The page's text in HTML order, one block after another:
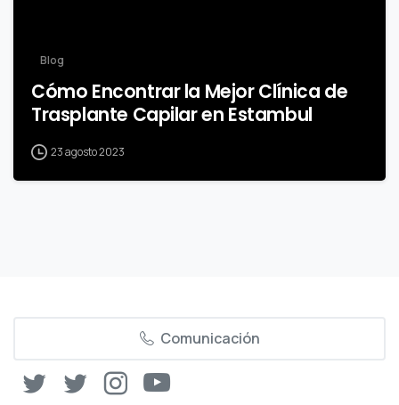
Blog
Cómo Encontrar la Mejor Clínica de
Trasplante Capilar en Estambul
23 agosto 2023
Comunicación